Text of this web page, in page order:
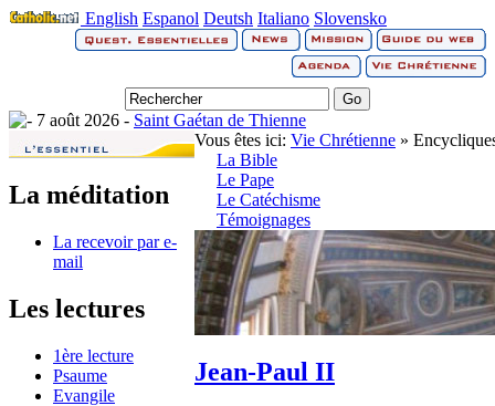
English Espanol Deutsh Italiano Slovensko
7 août 2026 - Saint Gaétan de Thienne
La méditation
La recevoir par e-
mail
Les lectures
1ère lecture
Psaume
Evangile
Vous êtes ici: Vie Chrétienne »
La Bible
Le Pape
Le Catéchisme
Témoignages
Jean-Paul II